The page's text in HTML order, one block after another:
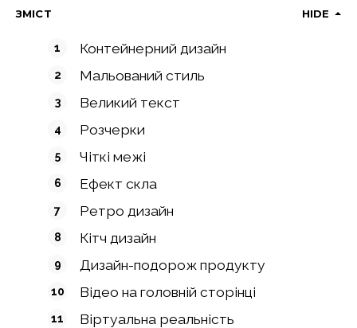
ЗМІСТ HIDE
Контейнерний дизайн
Мальований стиль
Великий текст
Розчерки
Чіткі межі
Ефект скла
Ретро дизайн
Кітч дизайн
Дизайн-подорож продукту
Відео на головній сторінці
Віртуальна реальність